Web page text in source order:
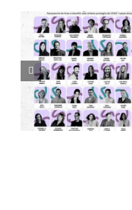
Arrenca la 5a
Edició
d’Escriptores i
Solidaris!